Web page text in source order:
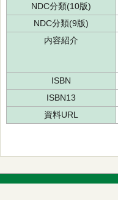
NDC分類(10版)
NDC分類(9版)
内容紹介
ISBN
ISBN13
資料URL